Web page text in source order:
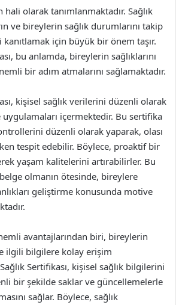
olarak tanımlanmaktadır. Sağlık
ve bireylerin sağlık durumlarını takip
için büyük bir önem taşır.
bu anlamda, bireylerin sağlıklarını
bir adım atmalarını sağlamaktadır.
kişisel sağlık verilerini düzenli olarak
içermektedir. Bu sertifika
düzenli olarak yaparak, olası
tespit edebilir. Böylece, proaktif bir
yaşam kalitelerini artırabilirler. Bu
olmanın ötesinde, bireylere
geliştirme konusunda motive
avantajlarından biri, bireylerin
ilgili bilgilere kolay erişim
Sertifikası, kişisel sağlık bilgilerini
bir şekilde saklar ve güncellemelerle
sağlar. Böylece, sağlık